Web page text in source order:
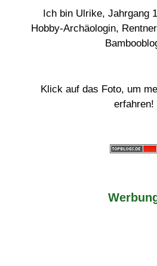
Ich bin Ulrike, Jahrgang
Hobby-Archäologin,
Klick auf das Foto, um
erfahren!